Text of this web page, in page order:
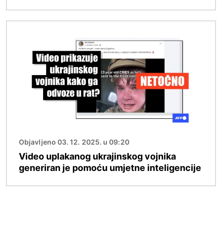
Objavljeno 03. 12. 2025. u 09:20
Video uplakanog ukrajinskog vojnika
generiran je pomoću umjetne inteligencije